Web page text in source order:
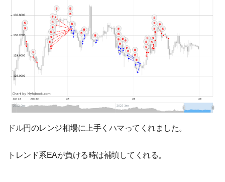
ドル円のレンジ相場に上手くハマってくれました。
トレンド系EAが負ける時は補填してくれる。